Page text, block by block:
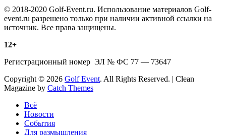
© 2018-2020 Golf-Event.ru. Использование материалов Golf-
event.ru разрешено только при наличии активной ссылки на
источник. Все права защищены.
12+
Регистрационный номер ЭЛ № ФС 77 — 73647
Copyright © 2026 Golf Event. All Rights Reserved. | Clean
Magazine by Catch Themes
Всё
Новости
События
Для размышления